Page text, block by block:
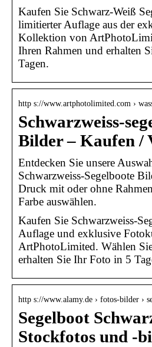
Kaufen Sie Schwarz-Weiß
limitierter Auflage aus der
Kollektion von
Ihren Rahmen und erhalten
Tagen.
http s://www.artphotolimited.com ›
Schwarzweiss-
Bilder – Kaufen /
Entdecken Sie unsere
Schwarzweiss-Segelboote
Druck mit oder ohne
Farbe auswählen.
Kaufen Sie Schwarzweiss-
Auflage und exklusive
ArtPhotoLimited. Wählen
erhalten Sie Ihr Foto in 5
http s://www.alamy.de › fotos-bilder ›
Segelboot
Stockfotos und -